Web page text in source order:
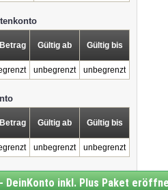
Gültig ab Gültig bis
unbegrenzt unbegrenzt
Gültig ab Gültig bis
unbegrenzt unbegrenzt
DeinKonto inkl. Plus Paket